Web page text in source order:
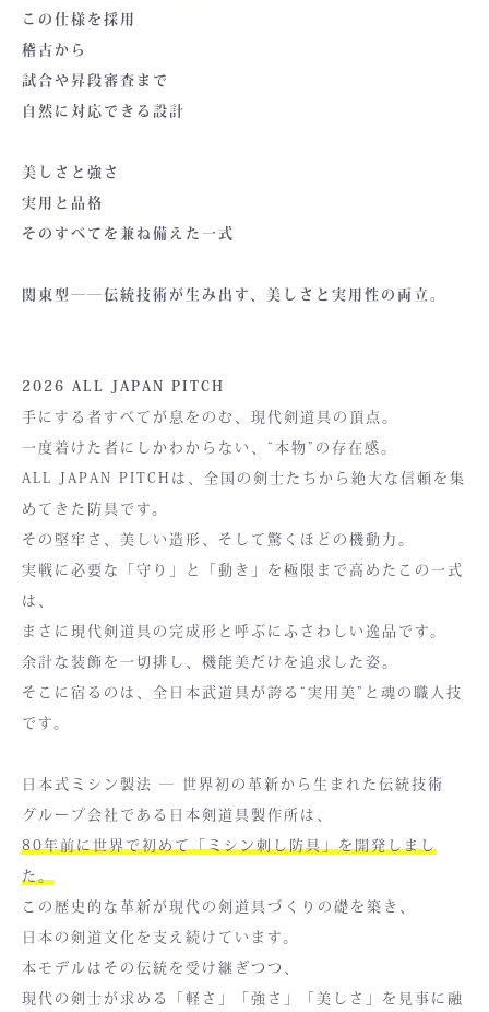
この仕様を採用
稽古から
試合や昇段審査まで
自然に対応できる設計
美しさと強さ
実用と品格
そのすべてを兼ね備えた一式
関東型――伝統技術が生み出す、美しさと実用性の両立。
2026 ALL JAPAN PITCH
手にする者すべてが息をのむ、現代剣道具の頂点。
一度着けた者にしかわからない、“本物”の存在感。
ALL JAPAN PITCHは、全国の剣士たちから絶大な信頼を集
めてきた防具です。
その堅牢さ、美しい造形、そして驚くほどの機動力。
実戦に必要な「守り」と「動き」を極限まで高めたこの一式
は、
まさに現代剣道具の完成形と呼ぶにふさわしい逸品です。
余計な装飾を一切排し、機能美だけを追求した姿。
そこに宿るのは、全日本武道具が誇る“実用美”と魂の職人技
です。
日本式ミシン製法 ― 世界初の革新から生まれた伝統技術
グループ会社である日本剣道具製作所は、
80年前に世界で初めて「ミシン刺し防具」を開発しまし
た。
この歴史的な革新が現代の剣道具づくりの礎を築き、
日本の剣道文化を支え続けています。
本モデルはその伝統を受け継ぎつつ、
現代の剣士が求める「軽さ」「強さ」「美しさ」を見事に融